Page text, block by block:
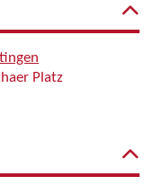
Platz